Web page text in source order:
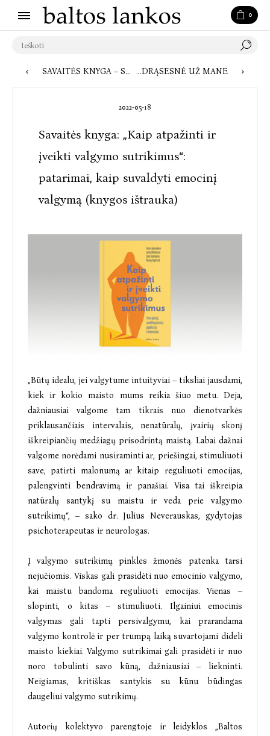
0
SAVAITĖS KNYGA – STEFANO AHNHEMO „18 LAIPSNIŲ ŠALČIO“: TĘSIAME PAŽINTĮ SU FABIANU RISKU SAVAITĖS KNYGOS „KIM DŽIJONGĖ, GIMUSI 1982“ AUTORĖ CHO NAM-JOO: „MANO KNYGA DRĄSESNĖ UŽ MANE“
2022-05-18
Savaitės knyga: „Kaip atpažinti ir
įveikti valgymo sutrikimus“:
patarimai, kaip suvaldyti emocinį
valgymą (knygos ištrauka)
„Būtų idealu, jei valgytume intuityviai – tiksliai jausdami,
kiek ir kokio maisto mums reikia šiuo metu. Deja,
dažniausiai valgome tam tikrais nuo dienotvarkės
priklausančiais intervalais, nenatūralų, įvairių skonį
iškreipiančių medžiagų prisodrintą maistą. Labai dažnai
valgome norėdami nusiraminti ar, priešingai, stimuliuoti
save, patirti malonumą ar kitaip reguliuoti emocijas,
palengvinti bendravimą ir panašiai. Visa tai iškreipia
natūralų santykį su maistu ir veda prie valgymo
sutrikimų“, – sako dr. Julius Neverauskas, gydytojas
psichoterapeutas ir neurologas.
Į valgymo sutrikimų pinkles žmonės patenka tarsi
nejučiomis. Viskas gali prasidėti nuo emocinio valgymo,
kai maistu bandoma reguliuoti emocijas. Vienas –
slopinti, o kitas – stimuliuoti. Ilgainiui emocinis
valgymas gali tapti persivalgymu, kai prarandama
valgymo kontrolė ir per trumpą laiką suvartojami dideli
maisto kiekiai. Valgymo sutrikimai gali prasidėti ir nuo
noro tobulinti savo kūną, dažniausiai – liekninti.
Neigiamas, kritiškas santykis su kūnu būdingas
daugeliui valgymo sutrikimų.
Autorių kolektyvo parengtoje ir leidyklos „Baltos